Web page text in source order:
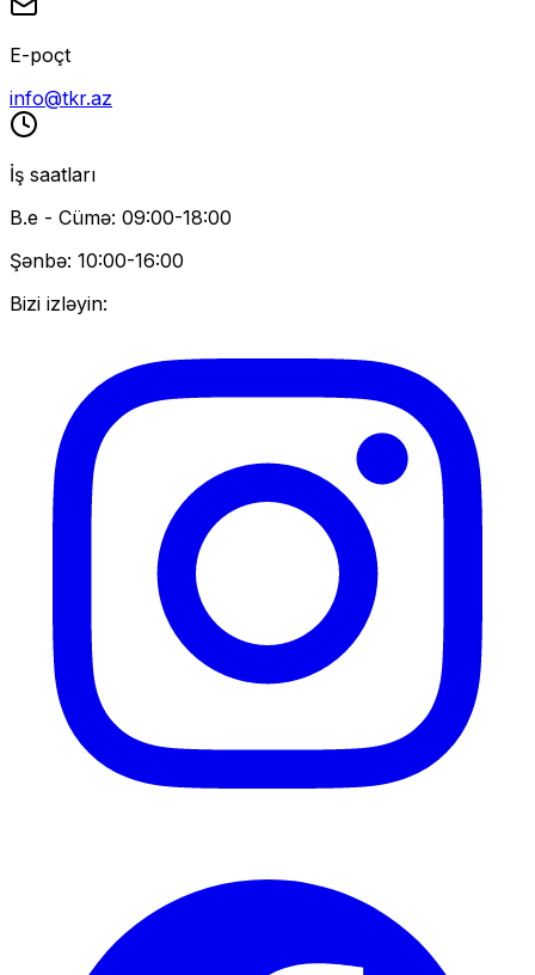
E-poçt
info@tkr.az
İş saatları
B.e - Cümə: 09:00-18:00
Şənbə: 10:00-16:00
Bizi izləyin: